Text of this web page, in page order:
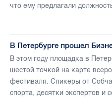
что ему предлагали
В Петербурге прошел
В этом году площадка в
шестой точкой на карте
фестиваля. Спикеры от
спорта, десятки экспертов и